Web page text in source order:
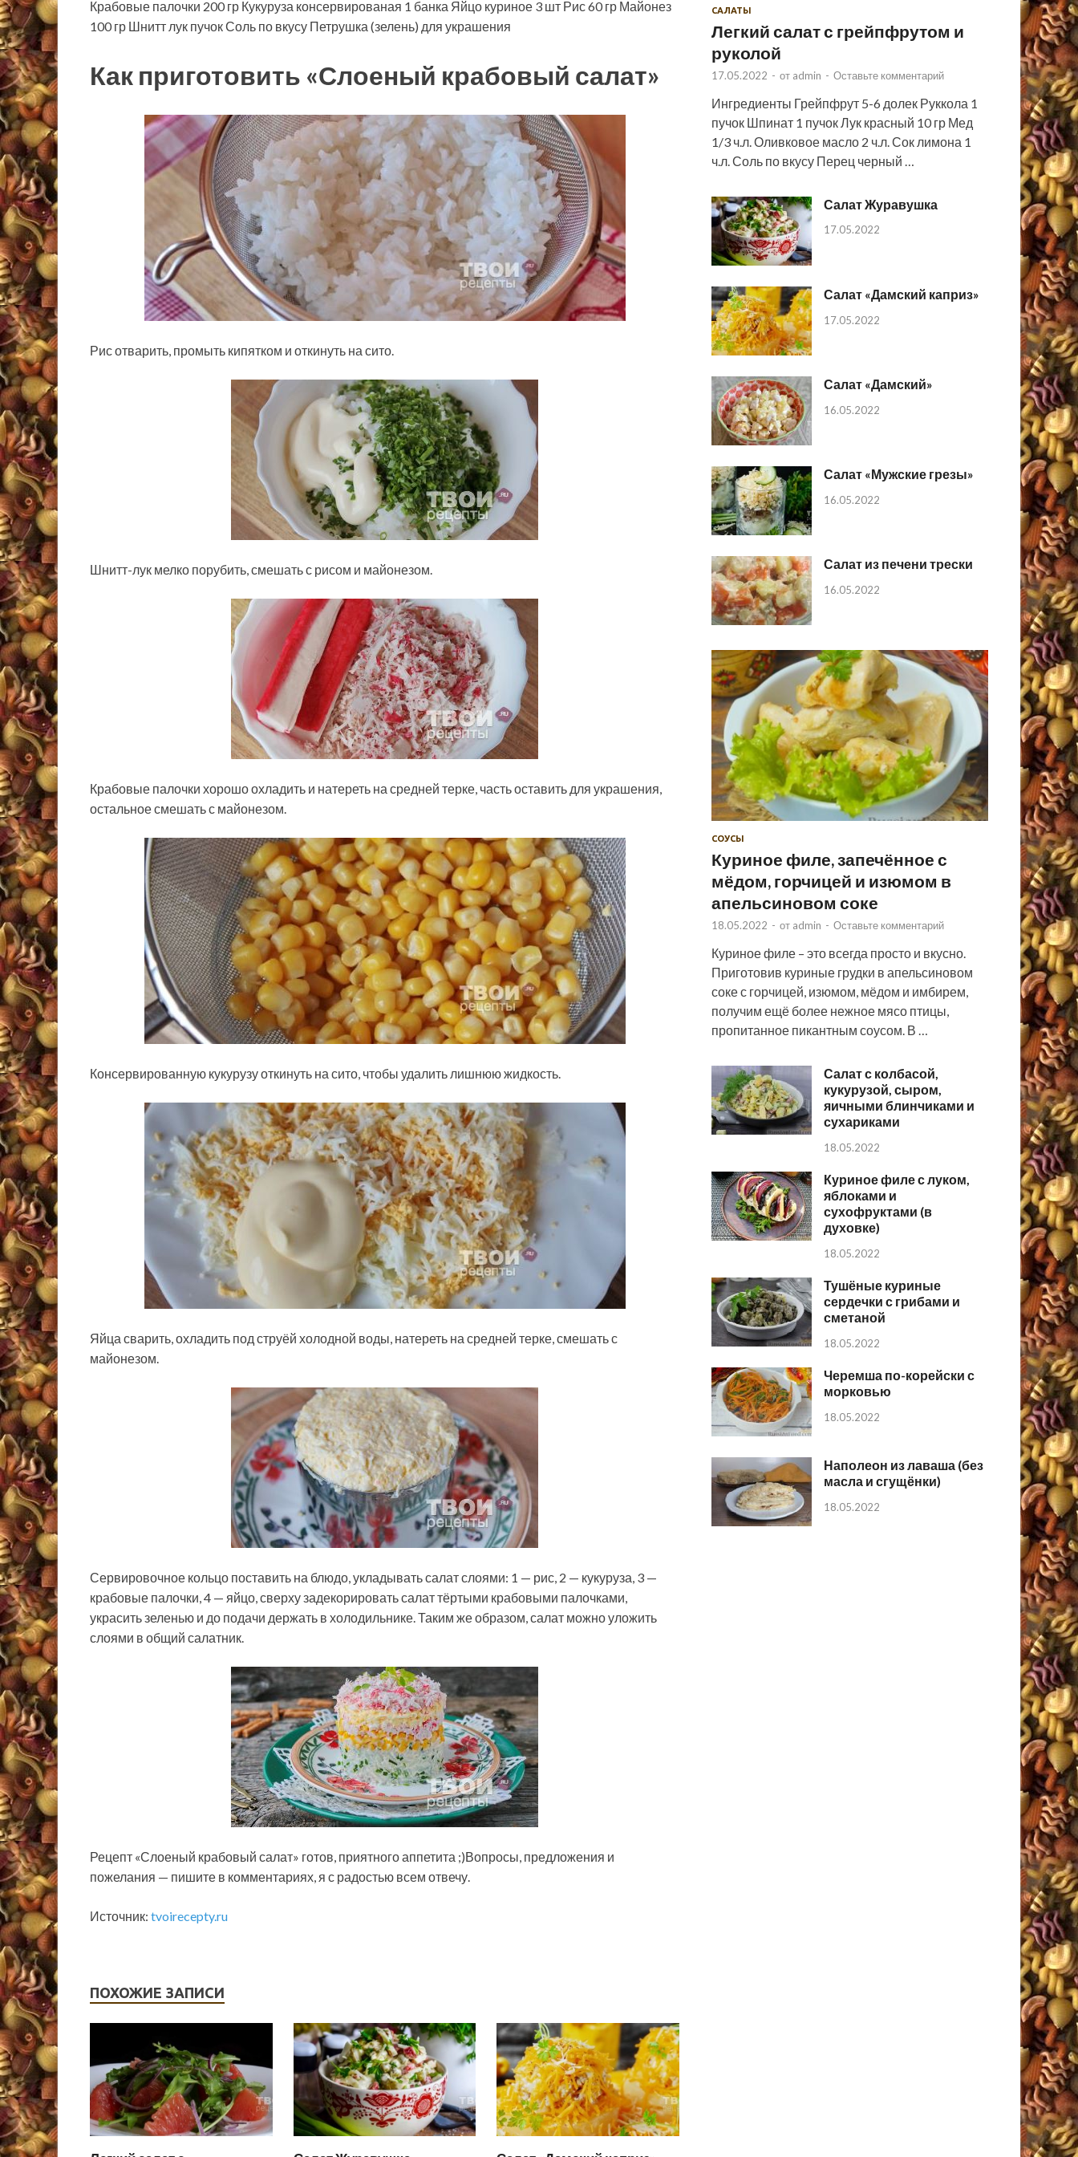
Крабовые палочки 200 гр Кукуруза консервированая 1 банка Яйцо куриное 3 шт Рис60 гр Майонез
100 гр Шнитт лук пучокСоль по вкусу Петрушка (зелень) для украшения
Как приготовить «Слоеный крабовый салат»
Рис отварить, промыть кипятком и откинуть на сито.
Шнитт-лук мелко порубить, смешать с рисом и майонезом.
Крабовые палочки хорошо охладить и натереть на средней терке, часть оставить для украшения,
остальное смешать с майонезом.
Консервированную кукурузу откинуть на сито, чтобы удалить лишнюю жидкость.
Яйца сварить, охладить под струёй холодной воды, натереть на средней терке, смешать с
майонезом.
Сервировочное кольцо поставить на блюдо, укладывать салат слоями: 1 — рис, 2 — кукуруза, 3 —
крабовые палочки, 4 — яйцо, сверху задекорировать салат тёртыми крабовыми палочками,
украсить зеленью и до подачи держать в холодильнике. Таким же образом, салат можно уложить
слоями в общий салатник.
Рецепт «Слоеный крабовый салат» готов, приятного аппетита ;)Вопросы, предложения и
пожелания — пишите в комментариях, я с радостью всем отвечу.
Источник: tvoirecepty.ru
ПОХОЖИЕ ЗАПИСИ
САЛАТЫ
Легкий салат с грейпфрутом и
руколой
17.05.2022 - от admin - Оставьте комментарий
Ингредиенты Грейпфрут 5-6 долек Руккола 1
пучок Шпинат 1 пучок Лук красный 10 гр Мед
1/3 ч.л. Оливковое масло 2 ч.л. Сок лимона 1
ч.л. Соль по вкусу Перец черный …
Салат Журавушка
17.05.2022
Салат «Дамский каприз»
17.05.2022
Салат «Дамский»
16.05.2022
Салат «Мужские грезы»
16.05.2022
Салат из печени трески
16.05.2022
СОУСЫ
Куриное филе, запечённое с
мёдом, горчицей и изюмом в
апельсиновом соке
18.05.2022 - от admin - Оставьте комментарий
Куриное филе – это всегда просто и вкусно.
Приготовив куриные грудки в апельсиновом
соке с горчицей, изюмом, мёдом и имбирем,
получим ещё более нежное мясо птицы,
пропитанное пикантным соусом. В …
Салат с колбасой,
кукурузой, сыром,
яичными блинчиками и
сухариками
18.05.2022
Куриное филе с луком,
яблоками и
сухофруктами (в
духовке)
18.05.2022
Тушёные куриные
сердечки с грибами и
сметаной
18.05.2022
Черемша по-корейски с
морковью
18.05.2022
Наполеон из лаваша (без
масла и сгущёнки)
18.05.2022